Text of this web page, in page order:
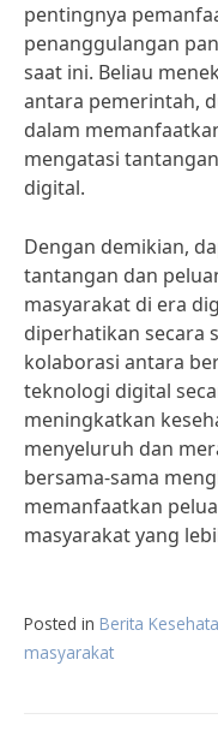
pentingnya
penanggulangan
saat ini. Beliau
antara pemerintah,
dalam
mengatasi
digital.
Dengan demikian,
tantangan dan
masyarakat di era
diperhatikan secara
kolaborasi antara
teknologi digital
meningkatkan
menyeluruh dan
bersama-sama
memanfaatkan
masyarakat yang
Posted in Berita
masyarakat